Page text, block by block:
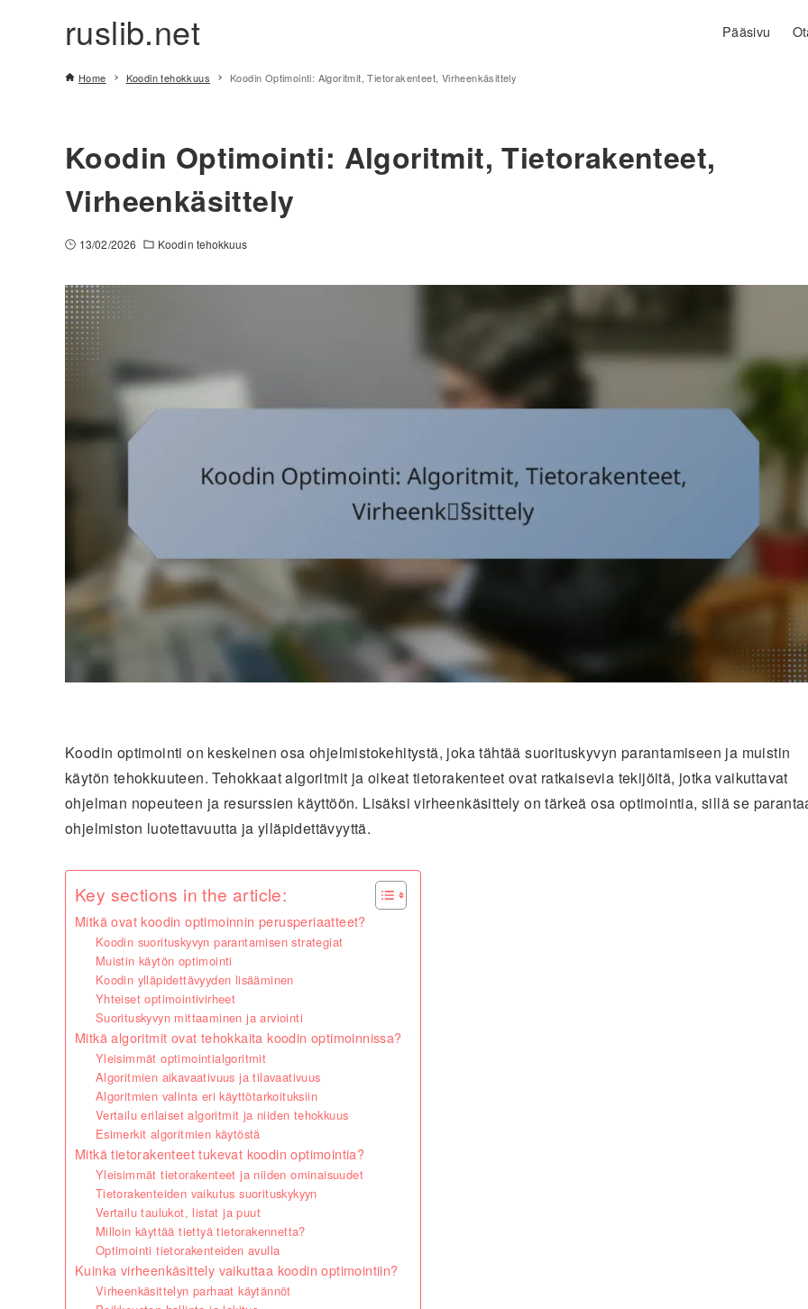
ruslib.net Pääsivu
Home Koodin tehokkuus Koodin Optimointi: Algoritmit, Tietorakenteet, Virheenkäsittely
Koodin Optimointi: Algoritmit, Tietorakenteet,
Virheenkäsittely
13/02/2026 Koodin tehokkuus
Koodin optimointi on keskeinen osa ohjelmistokehitystä, joka tähtää suorituskyvyn parantamiseen ja muistin
käytön tehokkuuteen. Tehokkaat algoritmit ja oikeat tietorakenteet ovat ratkaisevia tekijöitä, jotka vaikuttavat
ohjelman nopeuteen ja resurssien käyttöön. Lisäksi virheenkäsittely on tärkeä osa optimointia, sillä se
ohjelmiston luotettavuutta ja ylläpidettävyyttä.
Key sections in the article:
Mitkä ovat koodin optimoinnin perusperiaatteet?
Koodin suorituskyvyn parantamisen strategiat
Muistin käytön optimointi
Koodin ylläpidettävyyden lisääminen
Yhteiset optimointivirheet
Suorituskyvyn mittaaminen ja arviointi
Mitkä algoritmit ovat tehokkaita koodin optimoinnissa?
Yleisimmät optimointialgoritmit
Algoritmien aikavaativuus ja tilavaativuus
Algoritmien valinta eri käyttötarkoituksiin
Vertailu erilaiset algoritmit ja niiden tehokkuus
Esimerkit algoritmien käytöstä
Mitkä tietorakenteet tukevat koodin optimointia?
Yleisimmät tietorakenteet ja niiden ominaisuudet
Tietorakenteiden vaikutus suorituskykyyn
Vertailu taulukot, listat ja puut
Milloin käyttää tiettyä tietorakennetta?
Optimointi tietorakenteiden avulla
Kuinka virheenkäsittely vaikuttaa koodin optimointiin?
Virheenkäsittelyn parhaat käytännöt